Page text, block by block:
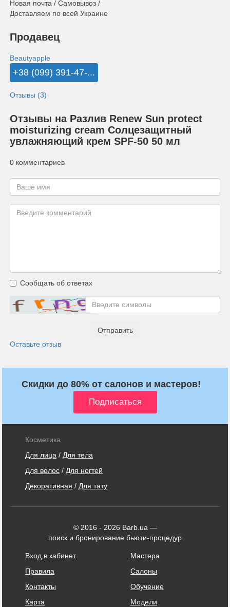
Новая почта / Самовывоз /
Доставляем по всей Украине
Продавец
Beautyapple
+38 (099) 391-47-...
Отзывы (3)
Отзывы на Разлив Renew Sun protect
moisturizing cream Солцезащитный
увлажняющий крем SPF-50 50 мл
0 комментариев
Сообщать об ответах
Отправить
Оставьте отзыв
Скидки до 80% от салонов и мастеров!
Косметика
Для лица / Для тела
Для волос / Для ногтей
Декоративная / Для тату
© 2016 - 2026 Barb.ua —
поиск и бронирование бьюти-процедур
Вход в кабинет
Правила
Контакты
Карта
Мастера
Салоны
Обучение
Модели